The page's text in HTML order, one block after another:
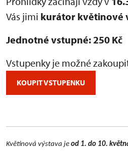
Vás jimi kurátor květinové
Jednotné vstupné: 250 Kč
Vstupenky je možné
KOUPIT VSTUPENKU
Květinová výstava je od 1. do 10.